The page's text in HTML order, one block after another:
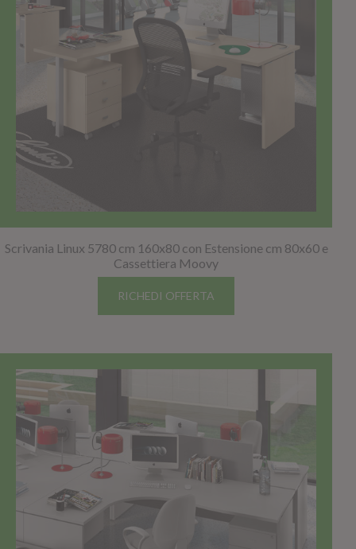
Scrivania Linux 5780 cm 160x80 con Estensione cm 80x60 e
Cassettiera Moovy
RICHEDI OFFERTA
TOP SELLER!